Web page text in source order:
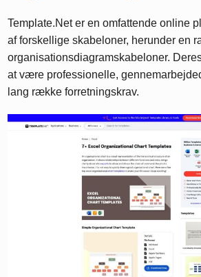
Template.Net er en omfattende online
af forskellige skabeloner, herunder en
organisationsdiagramskabeloner.
at være professionelle,
lang række forretningskrav.